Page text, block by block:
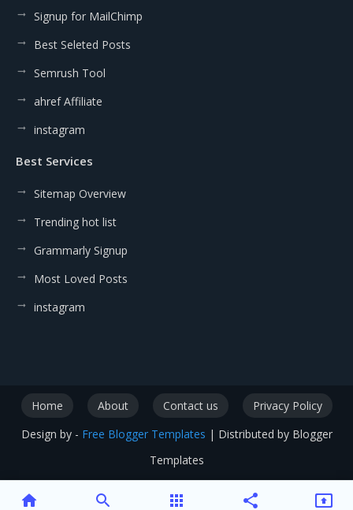
Signup for MailChimp
Best Seleted Posts
Semrush Tool
ahref Affiliate
instagram
Best Services
Sitemap Overview
Trending hot list
Grammarly Signup
Most Loved Posts
instagram
Home About Contact us
Privacy Policy
Design by - Free Blogger Templates | Distributed by Blogger
Templates
home search apps share present_to_all